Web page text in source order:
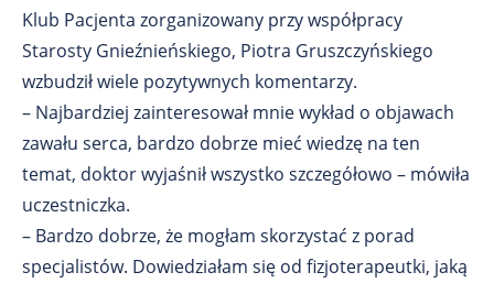
Klub Pacjenta zorganizowany przy współpracy
Starosty Gnieźnieńskiego, Piotra Gruszczyńskiego
wzbudził wiele pozytywnych komentarzy.
– Najbardziej zainteresował mnie wykład o objawach
zawału serca, bardzo dobrze mieć wiedzę na ten
temat, doktor wyjaśnił wszystko szczegółowo – mówiła
uczestniczka.
– Bardzo dobrze, że mogłam skorzystać z porad
specjalistów. Dowiedziałam się od fizjoterapeutki, jaką